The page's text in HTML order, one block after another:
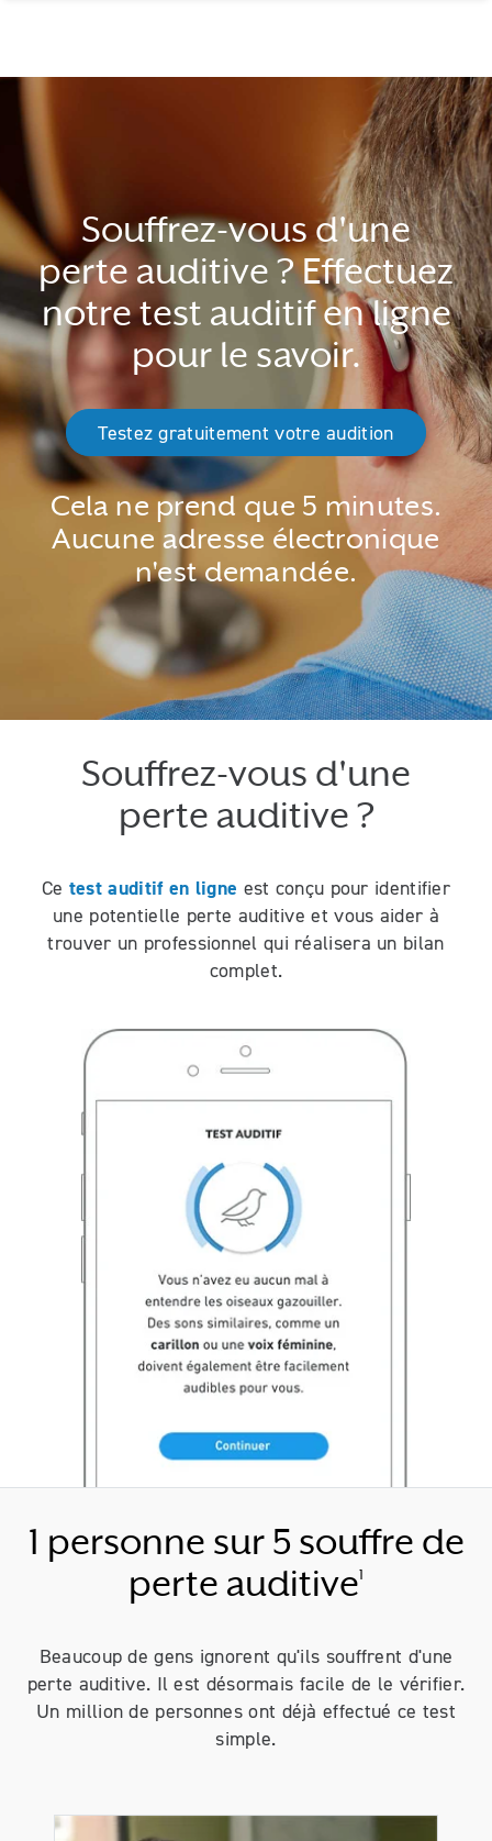
Souffrez-vous d'une
perte auditive ? Effectuez
notre test auditif en ligne
pour le savoir.
Testez gratuitement votre audition
Cela ne prend que 5 minutes.
Aucune adresse électronique
n'est demandée.
Souffrez-vous d'une
perte auditive ?
Ce test auditif en ligne est conçu pour identifier
une potentielle perte auditive et vous aider à
trouver un professionnel qui réalisera un bilan
complet.
1 personne sur 5 souffre de
perte auditive1
Beaucoup de gens ignorent qu'ils souffrent d'une
perte auditive. Il est désormais facile de le vérifier.
Un million de personnes ont déjà effectué ce test
simple.